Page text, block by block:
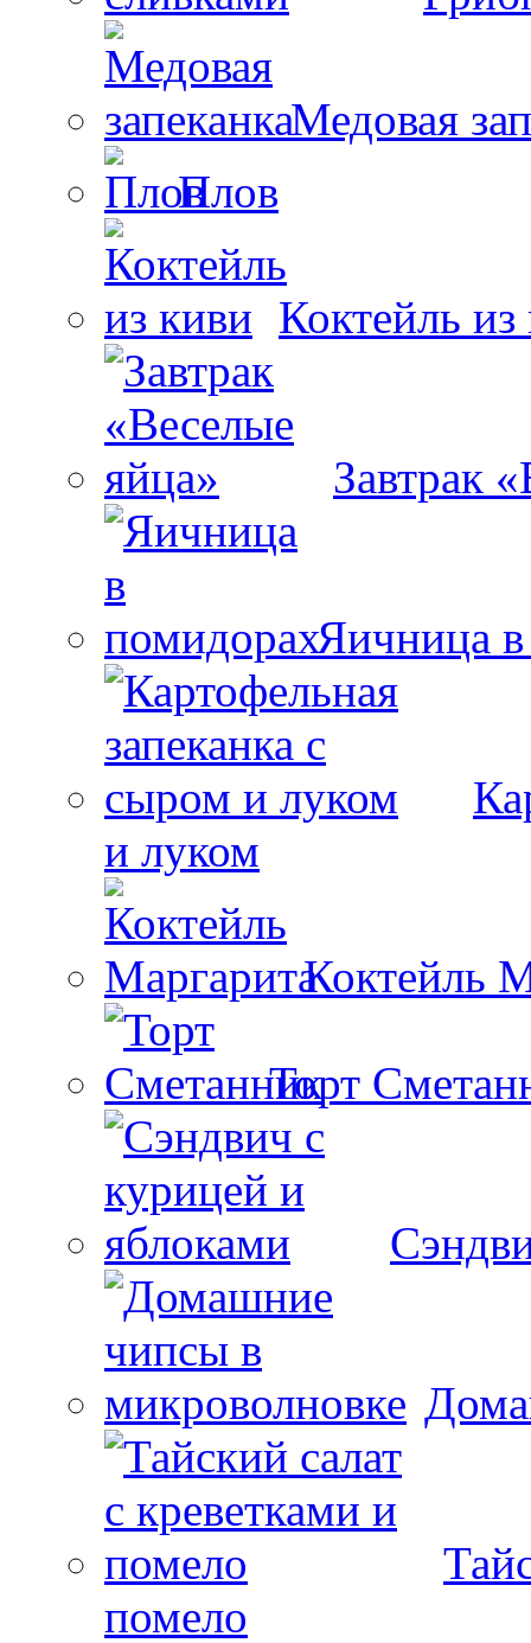
Медовая
Плов
Коктейль из
Завтрак
Яичница
и луком
Коктейль
Торт
помело